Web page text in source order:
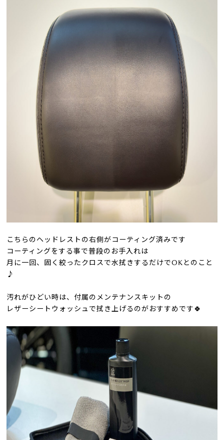
こちらのヘッドレストの右側がコーティング済みです
コーティングをする事で普段のお手入れは
月に一回、固く絞ったクロスで水拭きするだけでOKとのこと
♪
汚れがひどい時は、付属のメンテナンスキットの
レザーシートウォッシュで拭き上げるのがおすすめです🍀